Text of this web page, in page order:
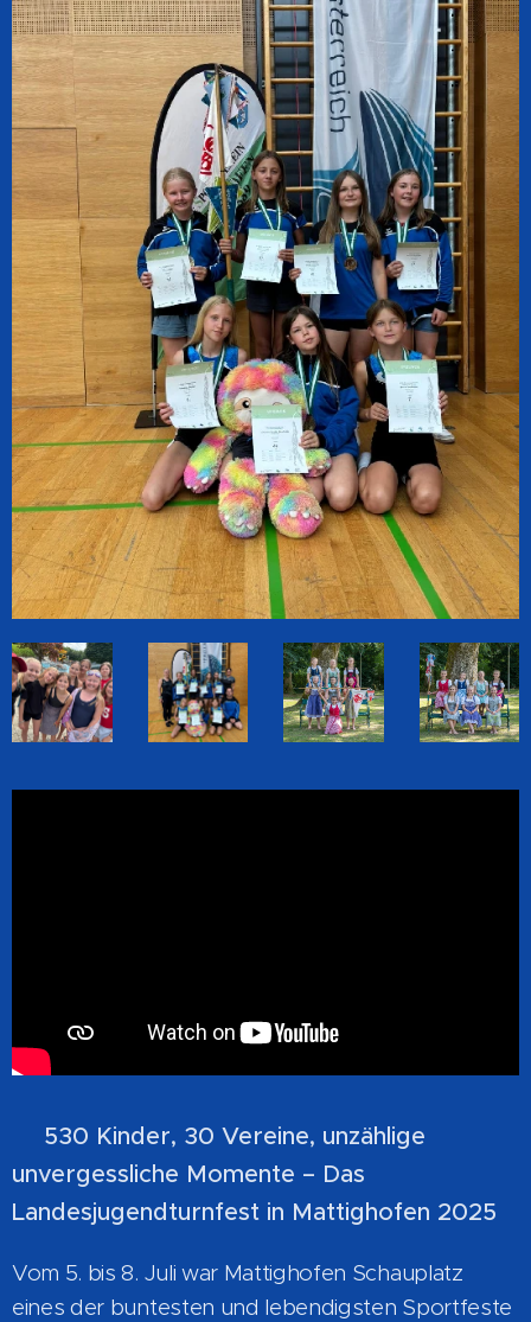
530 Kinder, 30 Vereine, unzählige
unvergessliche Momente – Das
Landesjugendturnfest in Mattighofen 2025
Vom 5. bis 8. Juli war Mattighofen Schauplatz
eines der buntesten und lebendigsten Sportfeste